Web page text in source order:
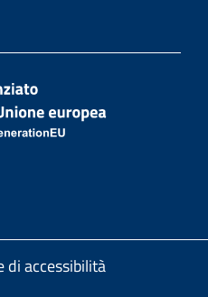
di accessibilità